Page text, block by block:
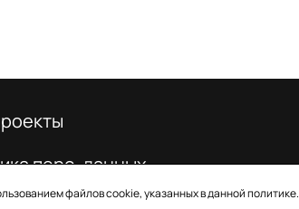
файлов cookie, указанных в данной политике.
перс. данных